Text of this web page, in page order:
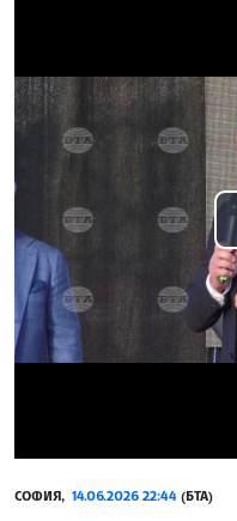
СОФИЯ, 14.06.2026 22:44 (БТА)